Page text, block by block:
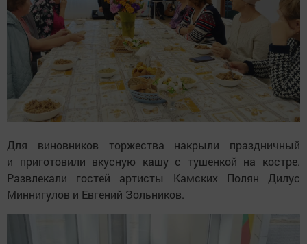
Для виновников торжества накрыли праздничный
и приготовили вкусную кашу с тушенкой на костре.
Развлекали гостей артисты Камских Полян Дилус
Миннигулов и Евгений Зольников.